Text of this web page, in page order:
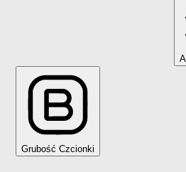
Grubość Czcionki